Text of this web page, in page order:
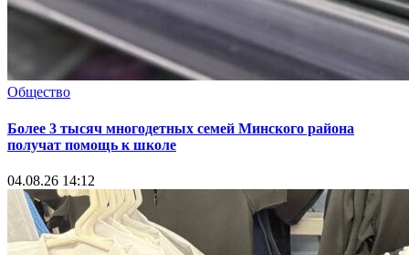
Общество
Более 3 тысяч многодетных семей Минского района
получат помощь к школе
04.08.26 14:12